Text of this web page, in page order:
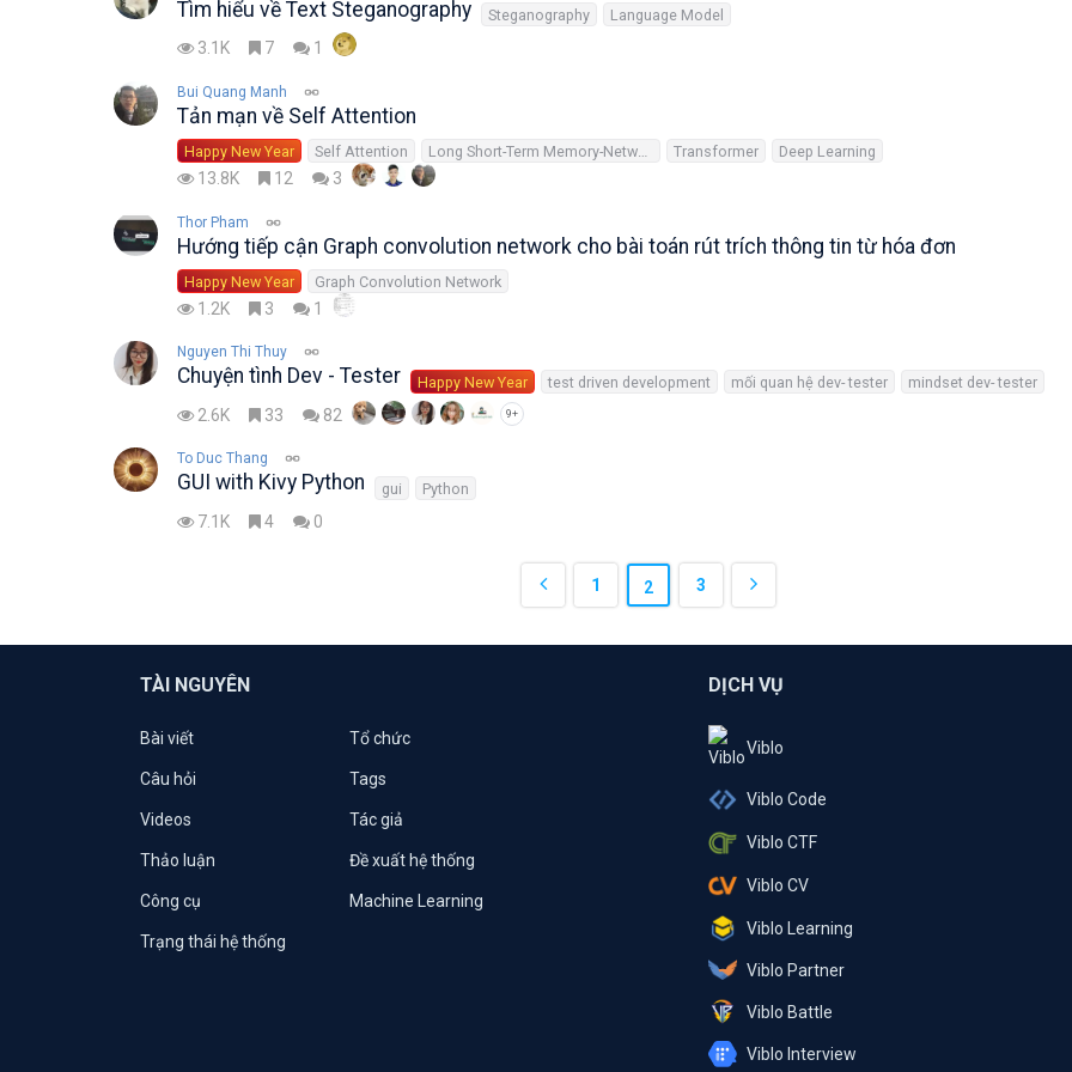
Tìm hiểu về Text Steganography Steganography Language Model
3.1K 7 1
Bui Quang Manh
Tản mạn về Self Attention
Happy New Year Self Attention Transformer Deep Learning
13.8K 12 3
Thor Pham
Hướng tiếp cận Graph convolution network cho bài toán rút trích thông tin từ hóa đơn
Happy New Year Graph Convolution Network
1.2K 3 1
Nguyen Thi Thuy
Chuyện tình Dev - Tester Happy New Year test driven development mối quan hệ dev- tester mindset dev- tester
2.6K 33 82 9+
To Duc Thang
GUI with Kivy Python gui Python
7.1K 4 0
1 2 3
TÀI NGUYÊN
Bài viết Tổ chức
Câu hỏi Tags
Videos Tác giả
Thảo luận Đề xuất hệ thống
Công cụ Machine Learning
Trạng thái hệ thống
DỊCH VỤ
Viblo
Viblo Code
Viblo CTF
Viblo CV
Viblo Learning
Viblo Partner
Viblo Battle
Viblo Interview